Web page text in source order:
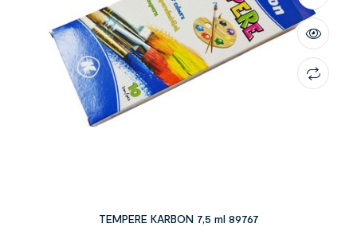
TEMPERE KARBON 7,5 ml 89767